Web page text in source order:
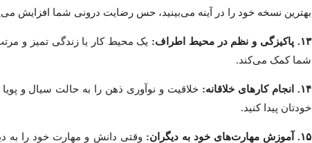
بهترین نسخه خود را در آینه می‌بینید، حس رضایت درونی شما افزایش
۱۳. پاکیزگی و نظم در محیط اطراف:
یک محیط کار یا زندگی تمیز و
شما کمک می‌کند.
۱۴. انجام کارهای خلاقانه:
خلاقیت و نوآوری ذهن را به حالت سیال و
خودتان پیدا کنید.
۱۵. آموزش مهارت‌های خود به دیگران:
وقتی دانش و مهارت خود را به